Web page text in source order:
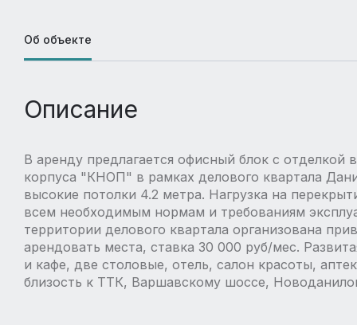
Об объекте
Описание
В аренду предлагается офисный блок с
корпуса "КНОП" в рамках делового квартала
высокие потолки 4.2 метра. Нагрузка на
всем необходимым нормам и требованиям
территории делового квартала организована
арендовать места, ставка 30 000 руб/мес.
и кафе, две столовые, отель, салон красоты,
близость к ТТК, Варшавскому шоссе,